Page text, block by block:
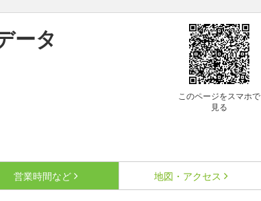
ータ
このページをスマホで
見る
営業時間など 地図・アクセス